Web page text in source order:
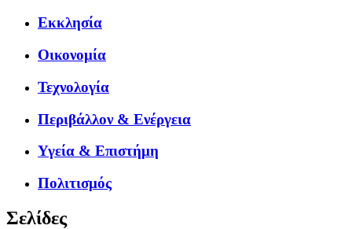
Εκκλησία
Οικονομία
Τεχνολογία
Περιβάλλον & Ενέργεια
Υγεία & Επιστήμη
Πολιτισμός
Σελίδες